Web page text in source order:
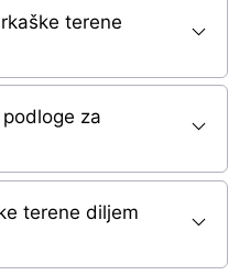
terene
za
terene diljem